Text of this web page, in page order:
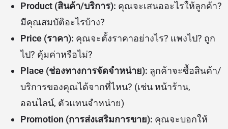
Product (สินค้า/บริการ): คุณจะเสนออะไรให้ลูกค้า?
มีคุณสมบัติอะไรบ้าง?
Price (ราคา): คุณจะตั้งราคาอย่างไร? แพงไป? ถูก
ไป? คุ้มค่าหรือไม่?
Place (ช่องทางการจัดจำหน่าย): ลูกค้าจะซื้อสินค้า/
บริการของคุณได้จากที่ไหน? (เช่น หน้าร้าน,
ออนไลน์, ตัวแทนจำหน่าย)
Promotion (การส่งเสริมการขาย): คุณจะบอกให้